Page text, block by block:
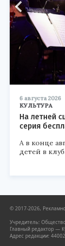
6 августа 2026
КУЛЬТУРА
На летней
серия
А в конце
детей в
© 2017-2026,
Учредитель:
Главный редактор —
Адрес редакции: